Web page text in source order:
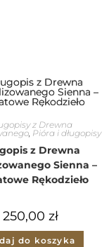
z Drewna
, Pióra i długopisy
z Drewna
Sienna –
Rękodzieło
250,00 zł
do koszyka